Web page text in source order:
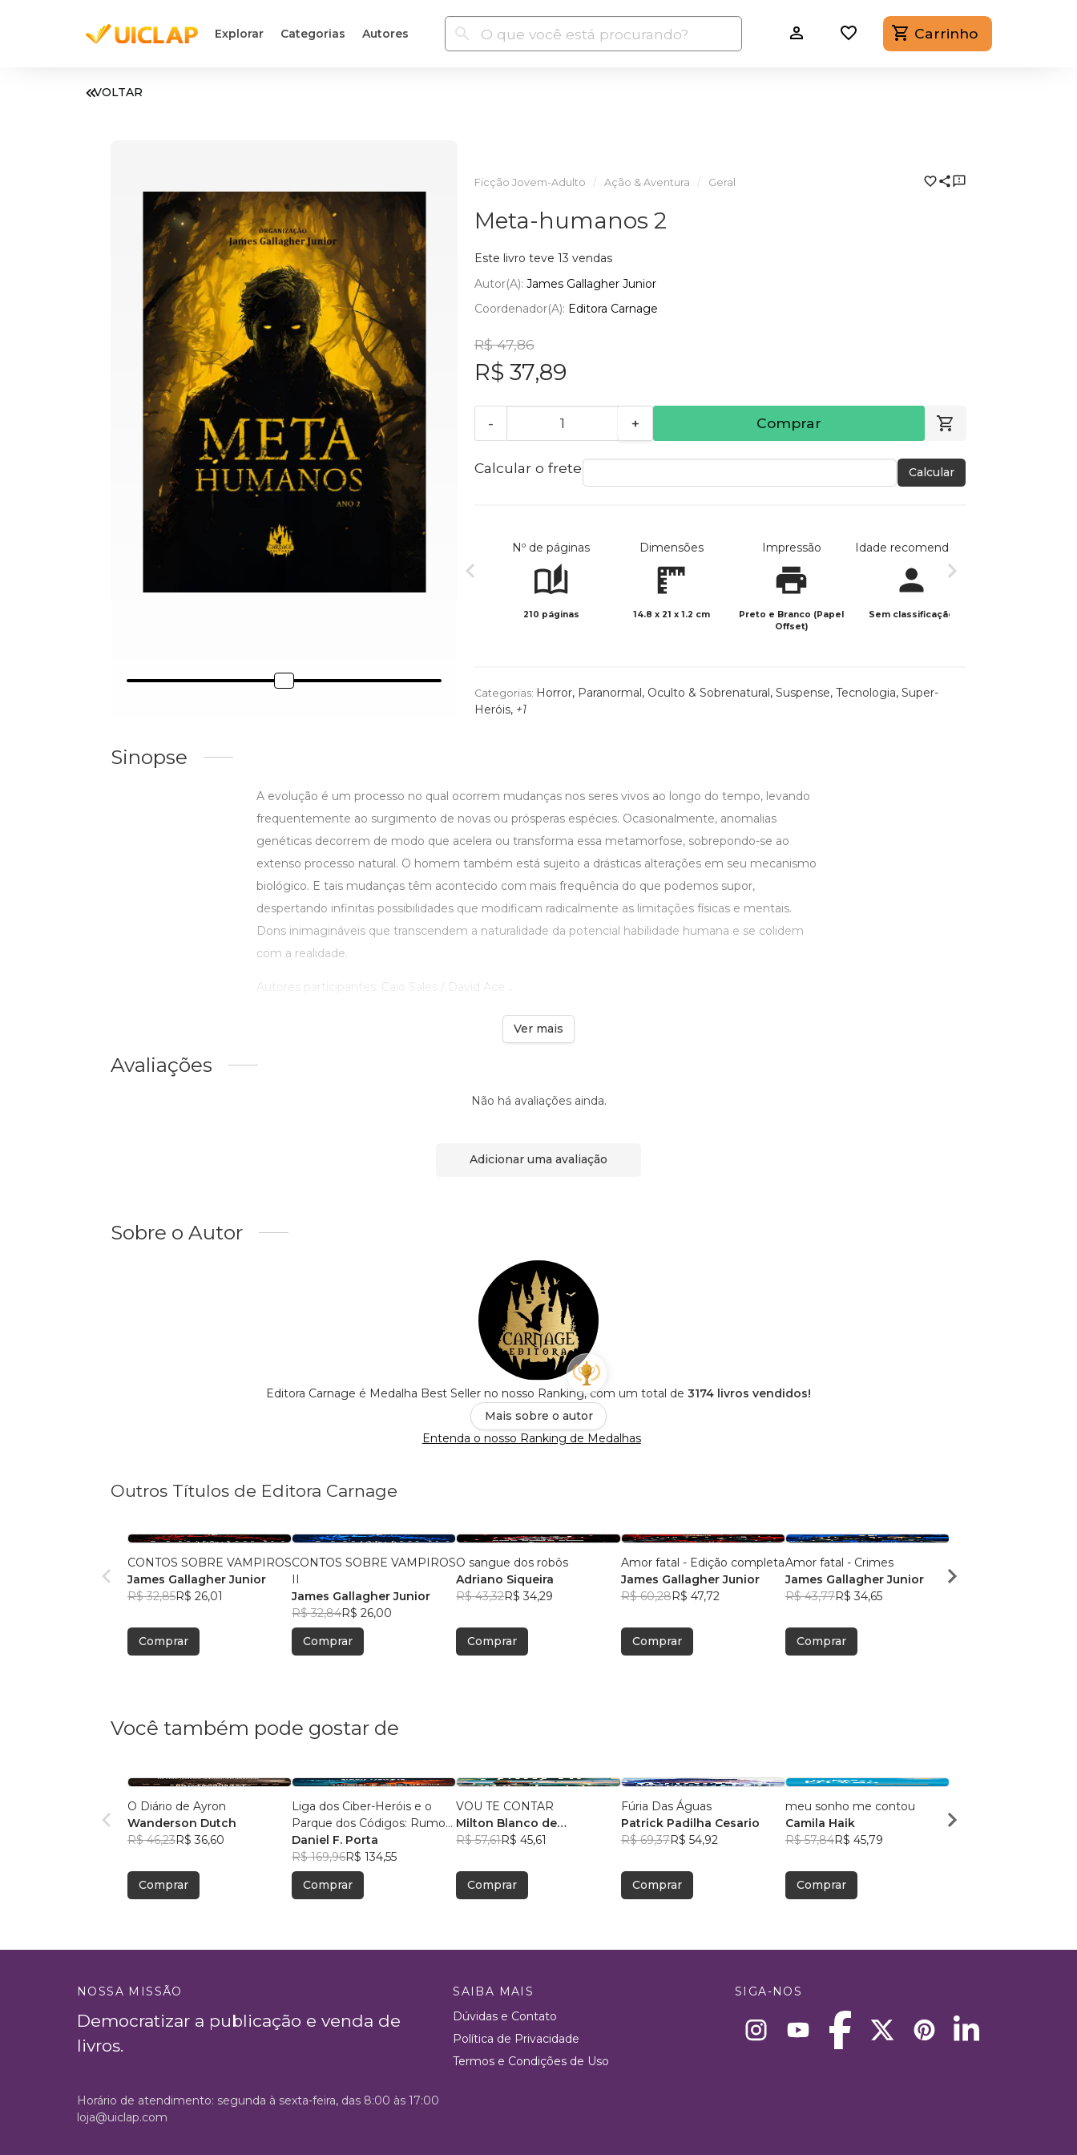
Explorar Categorias Autores Carrinho
VOLTAR
Ficção Jovem-Adulto Ação & Aventura Geral
Meta-humanos 2
Este livro teve 13 vendas
Autor(a): James Gallagher Junior
Coordenador(a): Editora Carnage
R$ 47,86
R$ 37,89
- + Comprar
Calcular o frete Calcular
Nº de páginas
210 páginas
Dimensões
14.8 x 21 x 1.2 cm
Impressão
Preto e Branco (Papel
Offset)
Idade recomendada
Sem classificação
Categorias: Horror, Paranormal, Oculto & Sobrenatural, Suspense, Tecnologia, Super-
Heróis, +1
Sinopse
A evolução é um processo no qual ocorrem mudanças nos seres vivos ao longo do tempo, levando
frequentemente ao surgimento de novas ou prósperas espécies. Ocasionalmente, anomalias
genéticas decorrem de modo que acelera ou transforma essa metamorfose, sobrepondo-se ao
extenso processo natural. O homem também está sujeito a drásticas alterações em seu mecanismo
biológico. E tais mudanças têm acontecido com mais frequência do que podemos supor,
despertando infinitas possibilidades que modificam radicalmente as limitações físicas e mentais.
Dons inimagináveis que transcendem a naturalidade da potencial habilidade humana e se colidem
com a realidade.
Autores participantes: Caio Sales / David Ace ...
Ver mais
Avaliações
Não há avaliações ainda.
Adicionar uma avaliação
Sobre o Autor
Editora Carnage é Medalha Best Seller no nosso Ranking, com um total de 3174 livros vendidos!
Mais sobre o autor
Entenda o nosso Ranking de Medalhas
Outros Títulos de Editora Carnage
CONTOS SOBRE VAMPIROS
James Gallagher Junior
R$ 32,85R$ 26,01
Comprar
CONTOS SOBRE VAMPIROS
II
James Gallagher Junior
R$ 32,84R$ 26,00
Comprar
O sangue dos robôs
Adriano Siqueira
R$ 43,32R$ 34,29
Comprar
Amor fatal - Edição completa
James Gallagher Junior
R$ 60,28R$ 47,72
Comprar
Amor fatal - Crimes
James Gallagher Junior
R$ 43,77R$ 34,65
Comprar
James Gallagher
Você também pode gostar de
O Diário de Ayron
Wanderson Dutch
R$ 46,23R$ 36,60
Comprar
Liga dos Ciber-Heróis e o
Parque dos Códigos: Rumo
ao Desconhecido
Daniel F. Porta
R$ 169,96R$ 134,55
Comprar
VOU TE CONTAR
Milton Blanco de
Abrunhosa Trindade Filho
R$ 57,61R$ 45,61
Comprar
Fúria Das Águas
Patrick Padilha Cesario
R$ 69,37R$ 54,92
Comprar
meu sonho me contou
Camila Haik
R$ 57,84R$ 45,79
Comprar
Giovanni G Trindade
NOSSA MISSÃO
Democratizar a publicação e venda de
livros.
SAIBA MAIS
Dúvidas e Contato
Política de Privacidade
Termos e Condições de Uso
SIGA-NOS
Horário de atendimento: segunda à sexta-feira, das 8:00 às 17:00
loja@uiclap.com